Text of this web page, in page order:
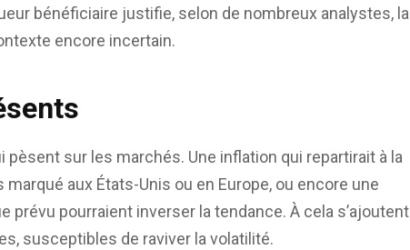
bénéficiaire justifie, selon de nombreux analystes, la
encore incertain.
sur les marchés. Une inflation qui repartirait à la
aux États-Unis ou en Europe, ou encore une
prévu pourraient inverser la tendance. À cela s’ajoutent
susceptibles de raviver la volatilité.